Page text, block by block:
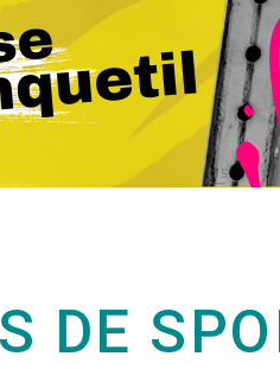
DE